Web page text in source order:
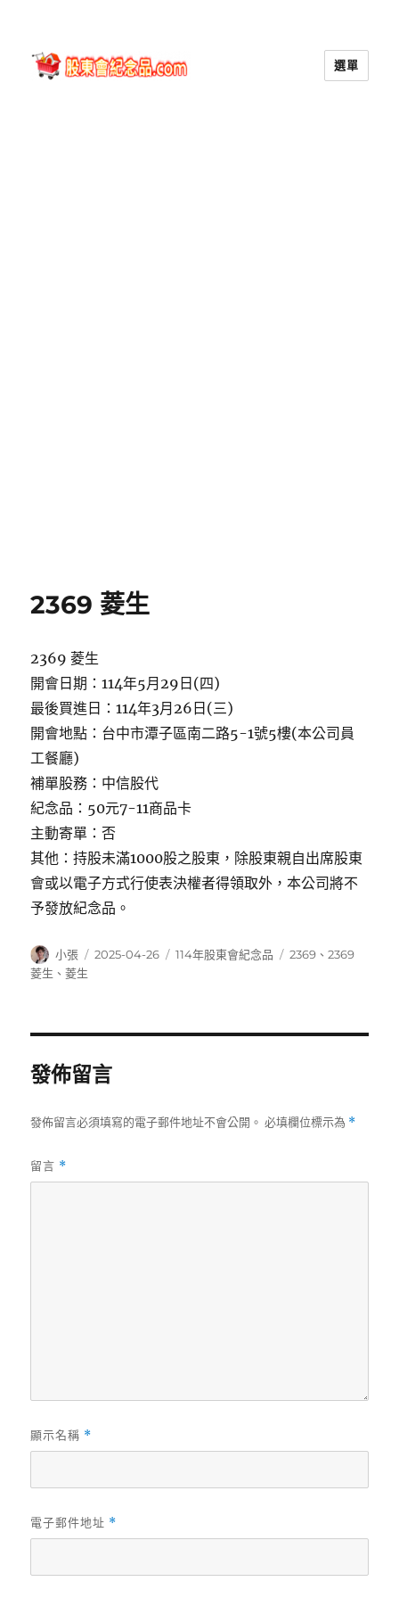
選單
2369 菱生
2369 菱生
開會日期：114年5月29日(四)
最後買進日：114年3月26日(三)
開會地點：台中市潭子區南二路5-1號5樓(本公司員
工餐廳)
補單股務：中信股代
紀念品：50元7-11商品卡
主動寄單：否
其他：持股未滿1000股之股東，除股東親自出席股東
會或以電子方式行使表決權者得領取外，本公司將不
予發放紀念品。
作
者
小張
發
2025-04-26
分
114年股東會紀念品
標
2369 、2369
菱生 、菱生
發佈留言
發佈留言必須填寫的電子郵件地址不會公開。 必填欄位標示為 *
留言 *
顯示名稱 *
電子郵件地址 *